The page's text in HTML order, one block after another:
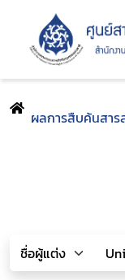
ผลการสืบค้นสาร